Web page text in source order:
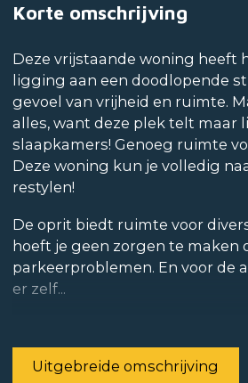
Korte omschrijving
Deze vrijstaande woning heeft
ligging aan een doodlopende
gevoel van vrijheid en ruimte.
alles, want deze plek telt maar
slaapkamers! Genoeg ruimte
Deze woning kun je volledig
restylen!
De oprit biedt ruimte voor
hoeft je geen zorgen te maken
parkeerproblemen. En voor de
er zelf...
Uitgebreide omschrijving